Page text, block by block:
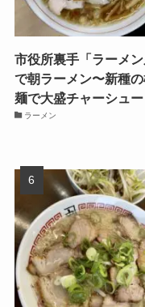
市役所裏手「ラーメン
で朝ラーメン〜新種
麺で大盛チャーシュー
ラーメン